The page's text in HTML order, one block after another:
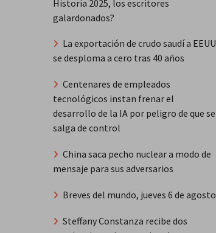
Historia 2025, los escritores
galardonados?
La exportación de crudo saudí a EEUU
se desploma a cero tras 40 años
Centenares de empleados
tecnológicos instan frenar el
desarrollo de la IA por peligro de que se
salga de control
China saca pecho nuclear a modo de
mensaje para sus adversarios
Breves del mundo, jueves 6 de agosto
Steffany Constanza recibe dos